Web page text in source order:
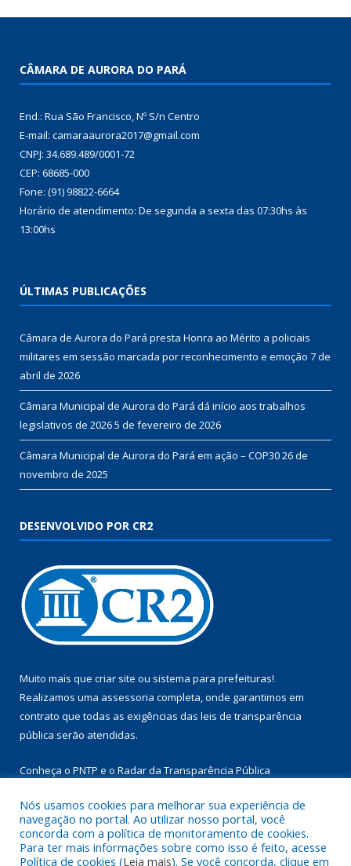
CÂMARA DE AURORA DO PARÁ
End.: Rua São Francisco, Nº S/n Centro
E-mail: camaraaurora2017@gmail.com
CNPJ: 34.689.489/0001-72
CEP: 68685-000
Fone: (91) 98822-6664
Horário de atendimento: De segunda a sexta das 07:30hs às
13:00hs
ÚLTIMAS PUBLICAÇÕES
Câmara de Aurora do Pará presta Honra ao Mérito a policiais
militares em sessão marcada por reconhecimento e emoção 7 de
abril de 2026
Câmara Municipal de Aurora do Pará dá início aos trabalhos
legislativos de 20265 de fevereiro de 2026
Câmara Municipal de Aurora do Pará em ação – COP3026 de
novembro de 2025
DESENVOLVIDO POR CR2
Muito mais que criar site ou sistema para prefeituras!
Realizamos uma assessoria completa, onde garantimos em
contrato que todas as exigências das leis de transparência
pública serão atendidas.
Conheça o PNTP e o Radar da Transparência Pública
Todos os direitos reservados a Câmara Municipal de Aurora do
Nós usamos cookies para melhorar sua experiência de
navegação no portal. Ao utilizar nosso portal, você
concorda com a política de monitoramento de cookies.
Para ter mais informações sobre como isso é feito, acesse
Política de cookies (Leia mais). Se você concorda, clique em